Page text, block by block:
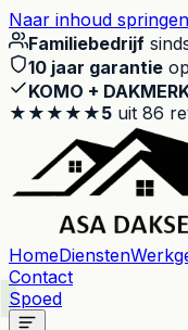
Naar inhoud springen
Familiebedrijf
10 jaar garantie
KOMO +
★★★★★5 uit 86
HomeDiensten
Contact
Spoed